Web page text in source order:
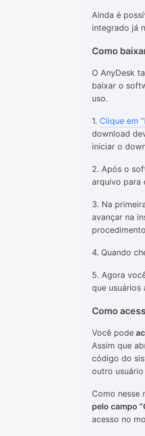
Ainda é
integrado já
Como
O AnyDesk
baixar o
uso.
1. Clique em
download
iniciar o
2. Após o
arquivo para
3. Na
avançar na
4. Quando
5. Agora
que usuários
Como
Você pode
Assim que
código do
outro
Como nesse
pelo campo
acesso no